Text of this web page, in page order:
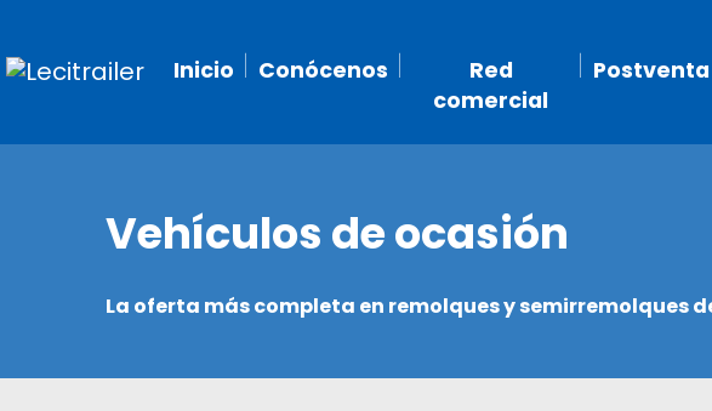
Inicio Conócenos
Red
comercial
Postventa
Vehículos de ocasión
La oferta más completa en remolques y semirremolques